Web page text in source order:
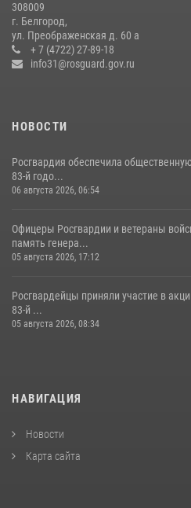
Росгвардейцы провели урок
Старооскольского военно-
10 июля 2026, 06:30
308009
г. Белгород,
ул. Преображенская д. 60 а
+ 7 (4722) 27-89-18
info31@rosguard.gov.ru
НОВОСТИ
Росгвардия обеспечила
83-й годо...
06 августа 2026, 06:54
Офицеры Росгвардии и ветераны
память генера...
05 августа 2026, 17:12
Росгвардейцы приняли участие в
83‑й ...
05 августа 2026, 08:34
НАВИГАЦИЯ
Новости
Карта сайта